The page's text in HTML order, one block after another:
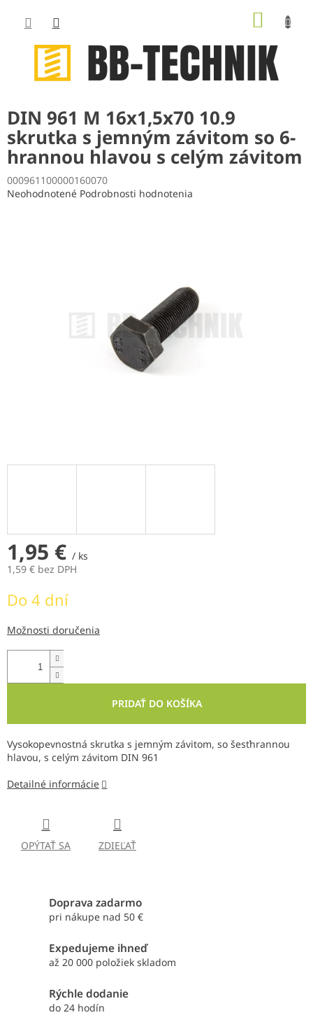
obsah
DIN 961 M 16x1,5x70 10.9
skrutka s jemným závitom so 6-
hrannou hlavou s celým závitom
000961100000160070
Priemerné
Neohodnotené Podrobnosti hodnotenia
1,95 € / ks
1,59 € bez DPH
cena:
Do 4 dní
Možnosti doručenia
PRIDAŤ DO KOŠÍKA
Vysokopevnostná skrutka s jemným závitom, so šesťhrannou
hlavou, s celým závitom DIN 961
Detailné informácie
OPÝTAŤ SA ZDIEĽAŤ
Doprava zadarmo
pri nákupe nad 50 €
Expedujeme ihneď
až 20 000 položiek skladom
Rýchle dodanie
do 24 hodín